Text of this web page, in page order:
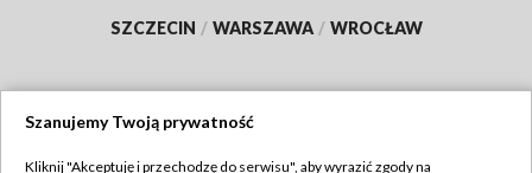
SZCZECIN / WARSZAWA / WROCŁAW
Szanujemy Twoją prywatność
Kliknij "Akceptuję i przechodzę do serwisu", aby wyrazić zgody na